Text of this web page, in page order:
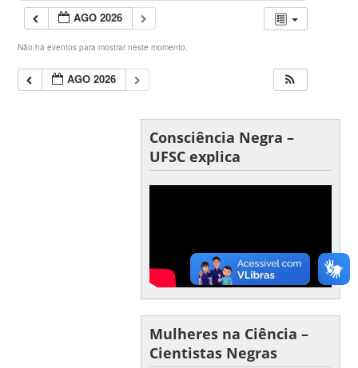
AGO 2026
Não há eventos para mostrar neste momento.
AGO 2026
Consciência Negra –
UFSC explica
Mulheres na Ciência –
Cientistas Negras